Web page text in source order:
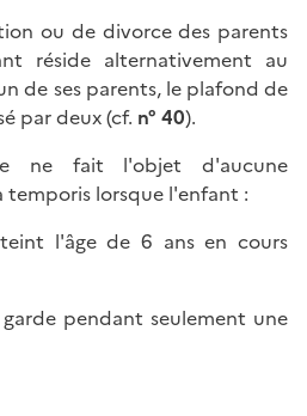
ou de divorce des parents
réside alternativement au
de ses parents, le plafond de
par deux (cf. n° 40).
ne fait l'objet d'aucune
lorsque l'enfant :
l'âge de 6 ans en cours
pendant seulement une